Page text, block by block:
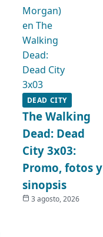
DEAD CITY
The Walking
Dead: Dead
City 3x03:
Promo, fotos y
sinopsis
3 agosto, 2026